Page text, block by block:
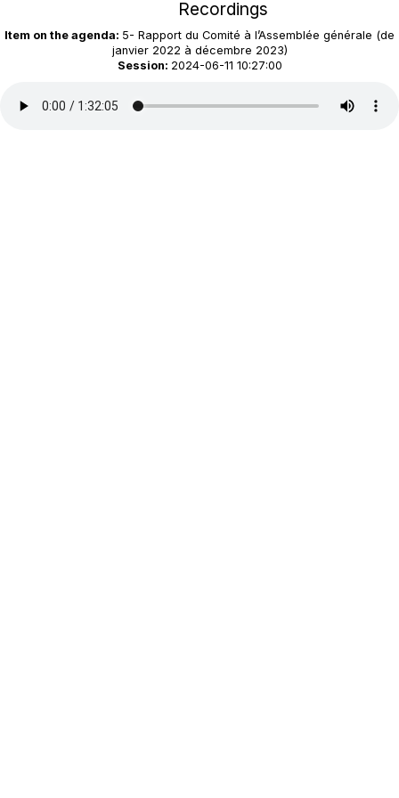
Recordings
Item on the agenda: 5- Rapport du Comité à l’Assemblée générale (de
janvier 2022 à décembre 2023)
Session: 2024-06-11 10:27:00